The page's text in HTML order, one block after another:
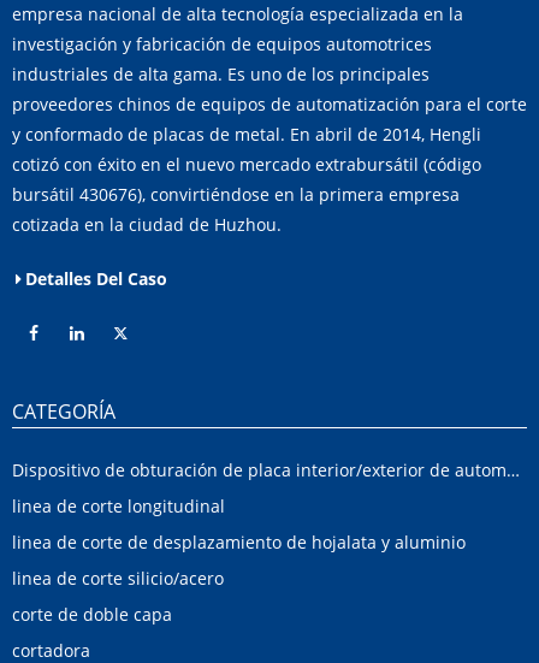
empresa nacional de alta tecnología especializada en la
investigación y fabricación de equipos automotrices
industriales de alta gama. Es uno de los principales
proveedores chinos de equipos de automatización para el corte
y conformado de placas de metal. En abril de 2014, Hengli
cotizó con éxito en el nuevo mercado extrabursátil (código
bursátil 430676), convirtiéndose en la primera empresa
cotizada en la ciudad de Huzhou.
Detalles Del Caso
CATEGORÍA
Dispositivo de obturación de placa interior/exterior de automóvil
linea de corte longitudinal
linea de corte de desplazamiento de hojalata y aluminio
linea de corte silicio/acero
corte de doble capa
cortadora